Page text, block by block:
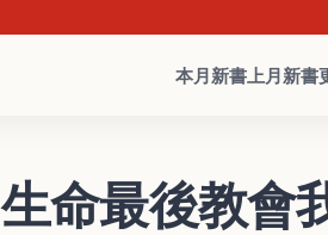
本月新書 上月新書
生命最後教會